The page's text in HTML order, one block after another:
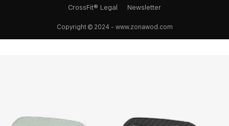
CrossFit® Legal
Newsletter
Copyright © 2024 - www.zonawod.com